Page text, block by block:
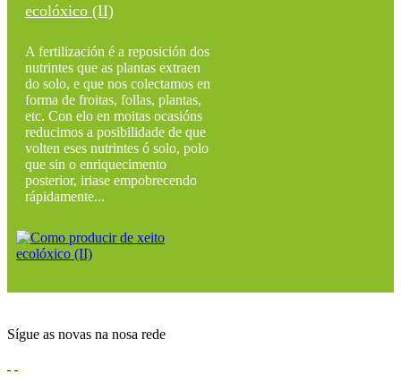
ecolóxico (II)
A fertilización é a reposición dos
nutrintes que as plantas extraen
do solo, e que nos colectamos en
forma de froitas, follas, plantas,
etc. Con elo en moitas ocasións
reducimos a posibilidade de que
volten eses nutrintes ó solo, polo
que sin o enriquecimento
posterior, iriase empobrecendo
rápidamente...
Sígue as novas na nosa rede